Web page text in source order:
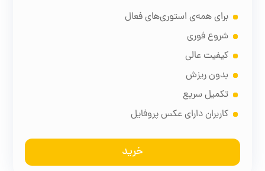
برای همه‌ی استوری‌های فعال
شروع فوری
کیفیت عالی
بدون ریزش
تکمیل سریع
کاربران دارای عکس پروفایل
خرید